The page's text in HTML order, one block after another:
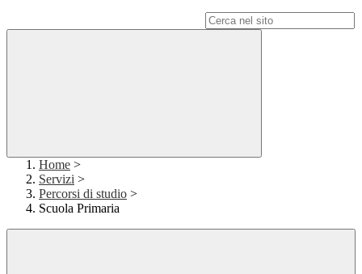
Home >
Servizi >
Percorsi di studio >
Scuola Primaria